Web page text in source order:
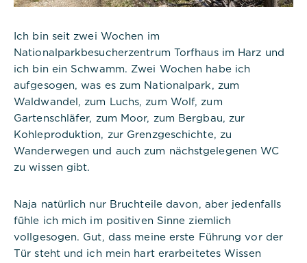
Ich bin seit zwei Wochen im
Nationalparkbesucherzentrum Torfhaus im Harz und
ich bin ein Schwamm. Zwei Wochen habe ich
aufgesogen, was es zum Nationalpark, zum
Waldwandel, zum Luchs, zum Wolf, zum
Gartenschläfer, zum Moor, zum Bergbau, zur
Kohleproduktion, zur Grenzgeschichte, zu
Wanderwegen und auch zum nächstgelegenen WC
zu wissen gibt.
Naja natürlich nur Bruchteile davon, aber jedenfalls
fühle ich mich im positiven Sinne ziemlich
vollgesogen. Gut, dass meine erste Führung vor der
Tür steht und ich mein hart erarbeitetes Wissen
Notwendig
Diese werden für die Grundfunktionen der
Website benötigt und helfen dabei, unsere
Website nutzbar zu machen sowie Zugriffe auf